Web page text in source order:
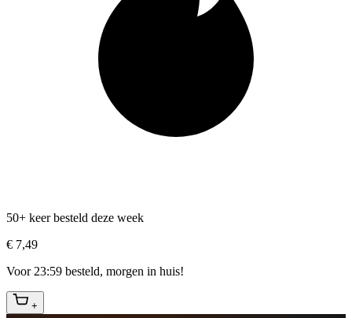
50+ keer besteld deze week
€ 7,49
Voor 23:59 besteld, morgen in huis!
+